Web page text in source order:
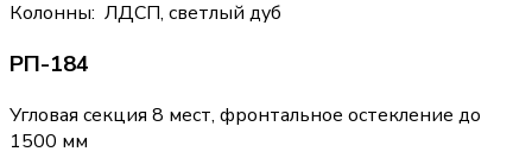
Колонны: ЛДСП, светлый дуб
РП-184
Угловая секция 8 мест, фронтальное остекление до
1500 мм